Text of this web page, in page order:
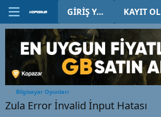
GIRIŞ YAP KAYIT OL
Bilgisayar Oyunları
Zula Error İnvalid İnput Hatası